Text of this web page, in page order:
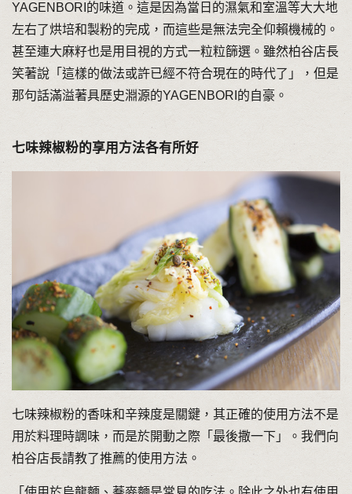
YAGENBORI的味道。這是因為當日的濕氣和室溫等大大地
左右了烘培和製粉的完成，而這些是無法完全仰賴機械的。
甚至連大麻籽也是用目視的方式一粒粒篩選。雖然柏谷店長
笑著說「這樣的做法或許已經不符合現在的時代了」，但是
那句話滿溢著具歷史淵源的YAGENBORI的自豪。
七味辣椒粉的享用方法各有所好
七味辣椒粉的香味和辛辣度是關鍵，其正確的使用方法不是
用於料理時調味，而是於開動之際「最後撒一下」。我們向
柏谷店長請教了推薦的使用方法。